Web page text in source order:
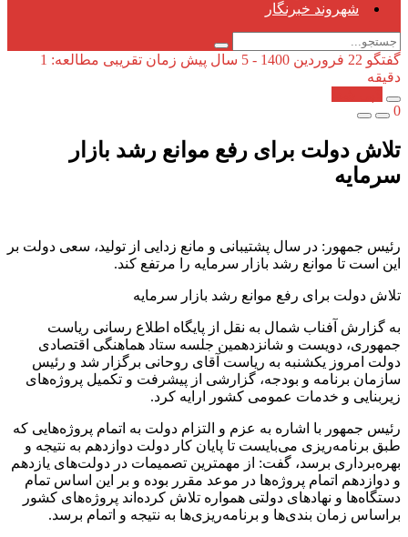
شهروند خبرنگار
گفتگو 22 فروردین 1400 - 5 سال پیش
زمان تقریبی مطالعه: 1
دقیقه
0
تلاش دولت برای رفع موانع رشد بازار
سرمایه
رئیس جمهور: در سال پشتیبانی و مانع زدایی از تولید، سعی دولت بر
این است تا موانع رشد بازار سرمایه را مرتفع کند.
تلاش دولت برای رفع موانع رشد بازار سرمایه
به گزارش آفناب شمال به نقل از پایگاه اطلاع رسانی ریاست
جمهوری، دویست و شانزدهمین جلسه ستاد هماهنگی اقتصادی
دولت امروز یکشنبه به ریاست آقای روحانی برگزار شد و رئیس
سازمان برنامه و بودجه، گزارشی از پیشرفت و تکمیل پروژه‌های
زیربنایی و خدمات عمومی کشور ارایه کرد.
رئیس جمهور با اشاره به عزم و التزام دولت به اتمام پروژه‌هایی که
طبق برنامه‌ریزی می‌بایست تا پایان کار دولت دوازدهم به نتیجه و
بهره‌برداری برسد، گفت: از مهمترین تصمیمات در دولت‌های یازدهم
و دوازدهم اتمام پروژه‌ها در موعد مقرر بوده و بر این اساس تمام
دستگاه‌ها و نهاد‌های دولتی همواره تلاش کرده‌اند پروژه‌های کشور
براساس زمان بندی‌ها و برنامه‌ریزی‌ها به نتیجه و اتمام برسد.